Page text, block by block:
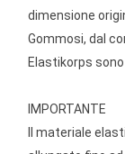
dimensione
Gommosi, dal
Elastikorps
IMPORTANTE
Il materiale